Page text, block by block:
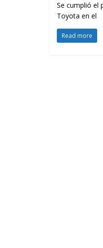
Se cumplió el
Toyota en el
Read more